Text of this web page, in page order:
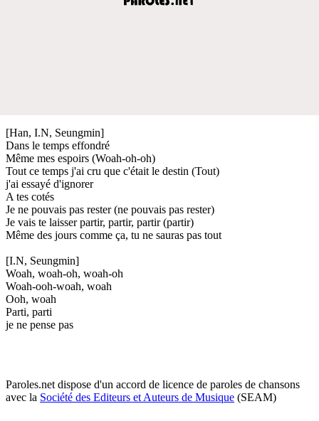
[Han, I.N, Seungmin]
Dans le temps effondré
Même mes espoirs (Woah-oh-oh)
Tout ce temps j'ai cru que c'était le destin (Tout)
j'ai essayé d'ignorer
A tes cotés
Je ne pouvais pas rester (ne pouvais pas rester)
Je vais te laisser partir, partir, partir (partir)
Même des jours comme ça, tu ne sauras pas tout
[I.N, Seungmin]
Woah, woah-oh, woah-oh
Woah-ooh-woah, woah
Ooh, woah
Parti, parti
je ne pense pas
Paroles.net dispose d'un accord de licence de paroles de chansons
avec la Société des Editeurs et Auteurs de Musique (SEAM)